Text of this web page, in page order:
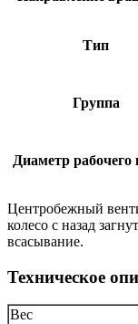
Тип
Группа
Диаметр рабочего
Центробежный
колесо с назад
всасывание.
Техническое
Вес